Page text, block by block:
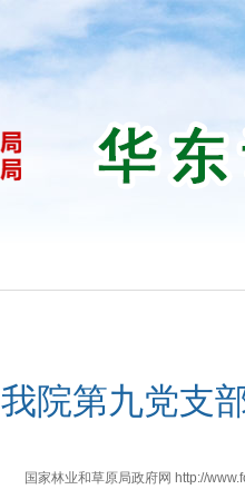
我院第九党支
国家林业和草原局政府网 http://